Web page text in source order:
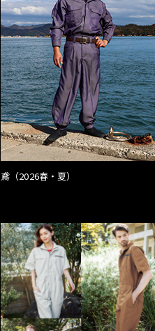
鳶（2026春・夏）